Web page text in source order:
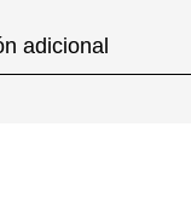
adicional